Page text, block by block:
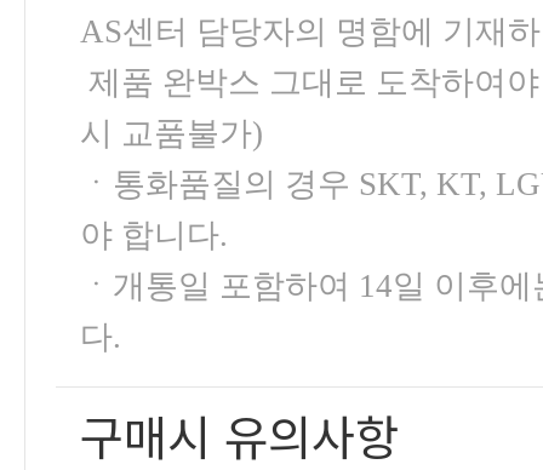
AS센터 담당자의 명함에 기재
제품 완박스 그대로 도착하여
시 교품불가)
ㆍ통화품질의 경우 SKT, KT,
야 합니다.
ㆍ개통일 포함하여 14일 이후
다.
구매시 유의사항